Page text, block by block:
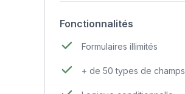
Fonctionnalités
Formulaires illimités
+ de 50 types de champs